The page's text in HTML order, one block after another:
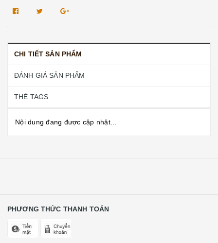
CHI TIẾT SẢN PHẨM
ĐÁNH GIÁ SẢN PHẨM
THẺ TAGS
Nội dung đang được cập nhật...
PHƯƠNG THỨC THANH TOÁN